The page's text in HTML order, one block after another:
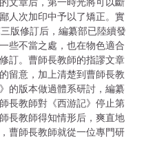
人次加印中予以了矯正。實
版修訂后，編纂部已陸續發
些不當之處，也在物色適合
訂。曹師長教師的指謬文章
留意，加上清楚到曹師長教
的版本做過體系研討，編纂
長教師對《西游記》停止第
長教師得知情形后，爽直地
曹師長教師就從一位專門研